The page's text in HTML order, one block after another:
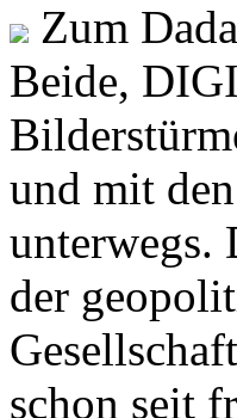
Zum
Beide,
und mit
unterwegs.
der
schon seit